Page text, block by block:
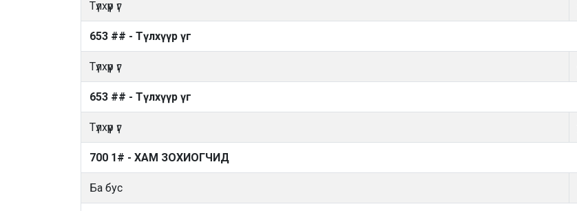
Түлхүүр үг
653 ## - Түлхүүр үг
Түлхүүр үг
653 ## - Түлхүүр үг
Түлхүүр үг
700 1# - ХАМ ЗОХИОГЧИД
Ба бус